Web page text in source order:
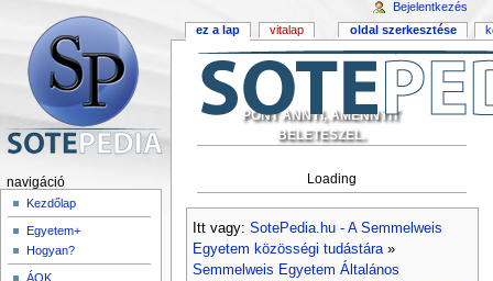
PONT ANNYI, AMENNYIT
BELETESZEL.
Loading
Itt vagy: SotePedia.hu - A Semmelweis
Egyetem közösségi tudástára»
Semmelweis Egyetem Általános
ez a lap vitalap oldal szerkesztése
Bejelentkezés
navigáció
Kezdőlap
Egyetem+
Hogyan?
ÁOK